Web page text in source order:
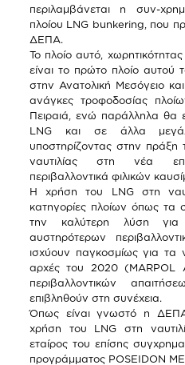
περιλαμβάνεται η συν-
πλοίου LNG bunkering, που
ΔΕΠΑ.
Το πλοίο αυτό,
είναι το πρώτο πλοίο αυτού
στην Ανατολική Μεσόγειο
ανάγκες τροφοδοσίας
Πειραιά, ενώ παράλληλα θα
LNG και σε άλλα
υποστηρίζοντας στην πράξη
ναυτιλίας στη νέα
περιβαλλοντικά φιλικών
H χρήση του LNG στη
κατηγορίες πλοίων όπως τα
την καλύτερη λύση για
αυστηρότερων
ισχύουν παγκοσμίως για τα
αρχές του 2020 (MARPOL
περιβαλλοντικών
επιβληθούν στη συνέχεια.
Όπως είναι γνωστό η ΔΕΠΑ
χρήση του LNG στη
εταίρος του επίσης
προγράμματος POSEIDON